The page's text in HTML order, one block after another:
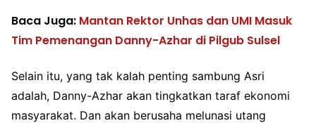
Baca Juga: Mantan Rektor Unhas dan UMI Masuk
Tim Pemenangan Danny-Azhar di Pilgub Sulsel
Selain itu, yang tak kalah penting sambung Asri
adalah, Danny-Azhar akan tingkatkan taraf ekonomi
masyarakat. Dan akan berusaha melunasi utang